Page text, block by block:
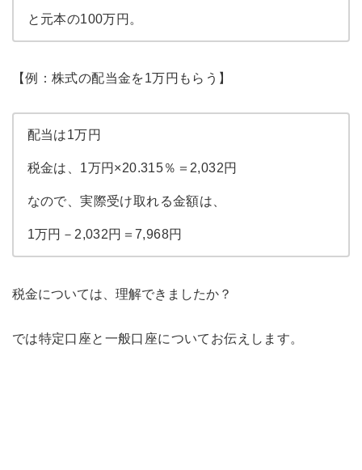
と元本の100万円。
【例：株式の配当金を1万円もらう】
配当は1万円
税金は、1万円×20.315％＝2,032円
なので、実際受け取れる金額は、
1万円－2,032円＝7,968円
税金については、理解できましたか？
では特定口座と一般口座についてお伝えします。